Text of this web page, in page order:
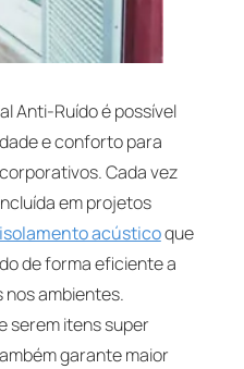
Anti-Ruído é possível
e conforto para
Cada vez
em projetos
isolamento acústicoque
de forma eficiente a
ambientes.
serem itens super
garante maior